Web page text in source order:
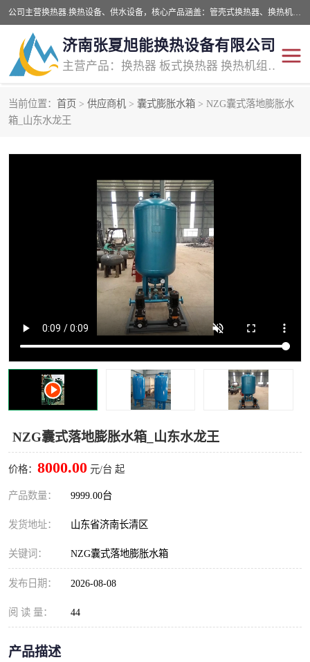
公司主营换热器.换热设备、供水设备，核心产品涵盖：管壳式换热器、换热机组、不锈钢组合式水箱、水处理设备等，提供非标设备集生产、销售、安装一体化服务，可满足全国酒店、学校、医院、商业综合体、工业项目等多场景换热与供水需求。
济南张夏旭能换热设备有限公司
主营产品：换热器 板式换热器 换热机组 供水设备 水处理设备
当前位置： 首页 > 供应商机 > 囊式膨胀水箱 > NZG囊式落地膨胀水
箱_山东水龙王
NZG囊式落地膨胀水箱_山东水龙王
价格： 8000.00 元/台 起
产品数量： 9999.00台
发货地址： 山东省济南长清区
关键词： NZG囊式落地膨胀水箱
发布日期： 2026-08-08
阅 读 量： 44
产品描述
管壳式换热器
汽水换热机组 板式换热设备
定压补水装置
水处理器设备
锅炉辅机设备